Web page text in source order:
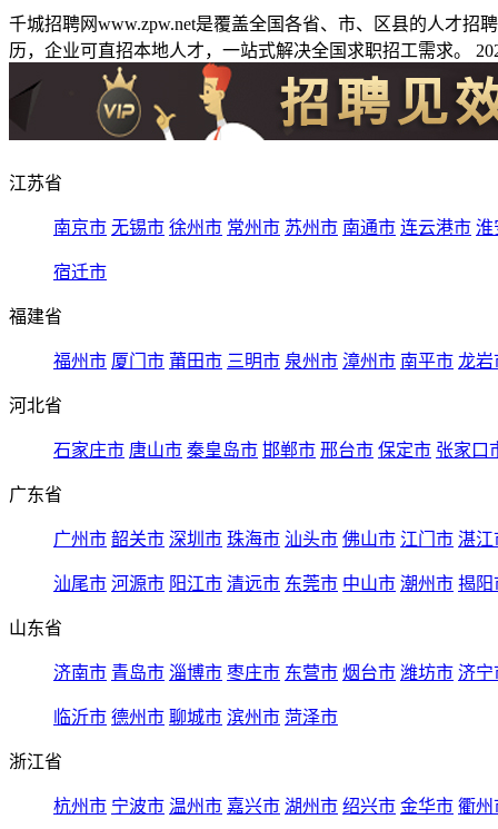
千城招聘网www.zpw.net是覆盖全国各省、市、区县的人才
历，企业可直招本地人才，一站式解决全国求职招工需求。
江苏省
南京市 无锡市 徐州市 常州市 苏州市 南通市 连云港市 淮
宿迁市
福建省
福州市 厦门市 莆田市 三明市 泉州市 漳州市 南平市 龙岩
河北省
石家庄市 唐山市 秦皇岛市 邯郸市 邢台市 保定市 张家口
广东省
广州市 韶关市 深圳市 珠海市 汕头市 佛山市 江门市 湛江
汕尾市 河源市 阳江市 清远市 东莞市 中山市 潮州市 揭阳
山东省
济南市 青岛市 淄博市 枣庄市 东营市 烟台市 潍坊市 济宁
临沂市 德州市 聊城市 滨州市 菏泽市
浙江省
杭州市 宁波市 温州市 嘉兴市 湖州市 绍兴市 金华市 衢州